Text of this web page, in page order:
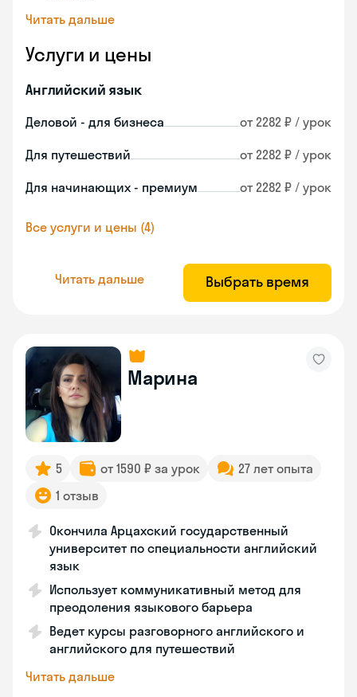
Читать дальше
Услуги и цены
Английский язык
Деловой - для бизнеса от 2282 ₽ / урок
Для путешествий от 2282 ₽ / урок
Для начинающих - премиум от 2282 ₽ / урок
Все услуги и цены (4)
Читать дальше Выбрать время
Марина
5 от 1590 ₽ за урок
27 лет опыта
1 отзыв
Окончила Арцахский государственный
университет по специальности английский
язык
Использует коммуникативный метод для
преодоления языкового барьера
Ведет курсы разговорного английского и
английского для путешествий
Читать дальше